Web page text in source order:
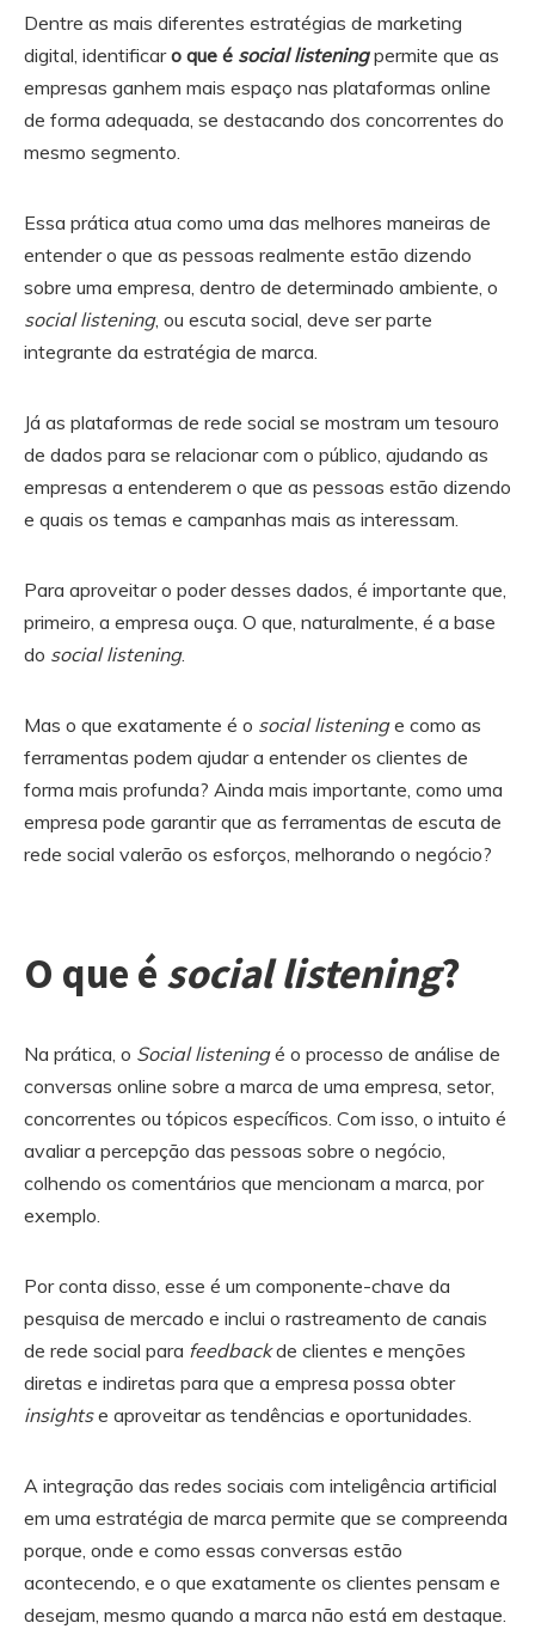
Dentre as mais diferentes estratégias de marketing
digital, identificaro que é social listening permite que as
empresas ganhem mais espaço nas plataformas online
de forma adequada, se destacando dos concorrentes do
mesmo segmento.
Essa prática atua como uma das melhores maneiras de
entender o que as pessoas realmente estão dizendo
sobre uma empresa, dentro de determinado ambiente, o
social listening, ou escuta social, deve ser parte
integrante da estratégia de marca.
Já as plataformas de rede social se mostram um tesouro
de dados para se relacionar com o público, ajudando as
empresas a entenderem o que as pessoas estão dizendo
e quais os temas e campanhas mais as interessam.
Para aproveitar o poder desses dados, é importante que,
primeiro, a empresa ouça. O que, naturalmente, é a base
do social listening.
Mas o que exatamente é o social listeninge como as
ferramentas podem ajudar a entender os clientes de
forma mais profunda? Ainda mais importante, como uma
empresa pode garantir que as ferramentas de escuta de
rede social valerão os esforços, melhorando o negócio?
O que é social listening?
Na prática, o Social listeningé o processo de análise de
conversas online sobre a marca de uma empresa, setor,
concorrentes ou tópicos específicos. Com isso, o intuito é
avaliar a percepção das pessoas sobre o negócio,
colhendo os comentários que mencionam a marca, por
exemplo.
Por conta disso, esse é um componente-chave da
pesquisa de mercado e inclui o rastreamento de canais
de rede social para feedbackde clientes e menções
diretas e indiretas para que a empresa possa obter
insightse aproveitar as tendências e oportunidades.
A integração das redes sociais com inteligência artificial
em uma estratégia de marca permite que se compreenda
porque, onde e como essas conversas estão
acontecendo, e o que exatamente os clientes pensam e
desejam, mesmo quando a marca não está em destaque.